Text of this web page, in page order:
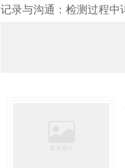
记录与沟通：检测过程中